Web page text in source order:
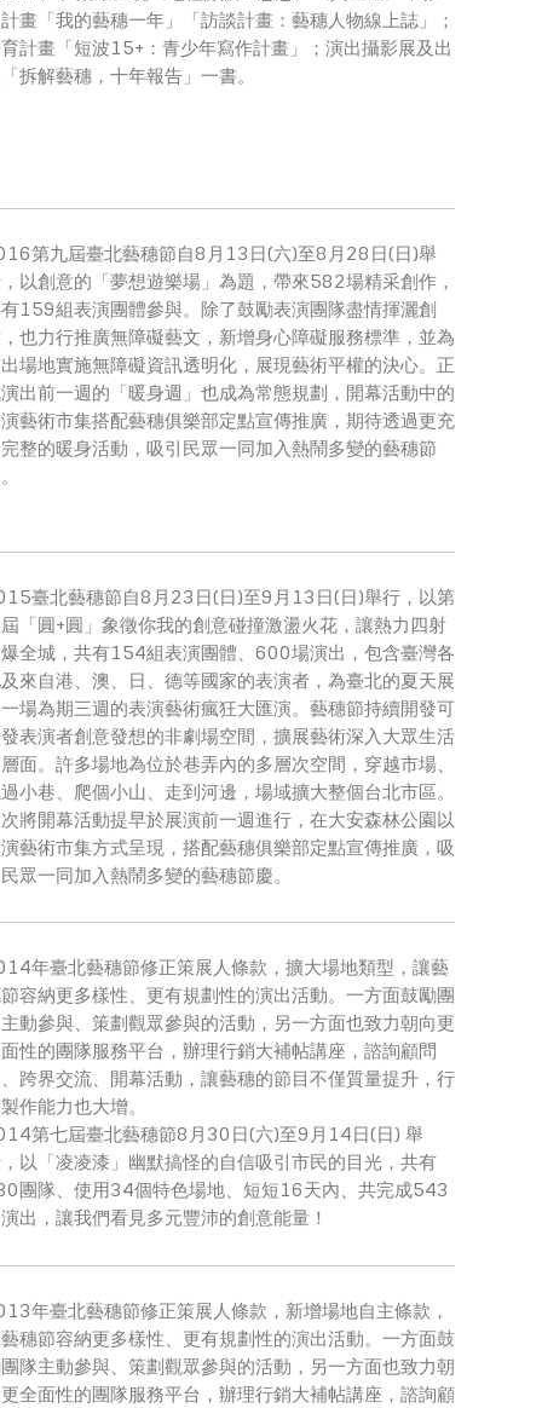
畫「我的藝穗一年」「訪談計畫：藝穗人物線上誌」；
計畫「短波15+：青少年寫作計畫」；演出攝影展及出
拆解藝穗，十年報告」一書。
第九屆臺北藝穗節自8月13日(六)至8月28日(日)舉
以創意的「夢想遊樂場」為題，帶來582場精采創作，
159組表演團體參與。除了鼓勵表演團隊盡情揮灑創
也力行推廣無障礙藝文，新增身心障礙服務標準，並為
場地實施無障礙資訊透明化，展現藝術平權的決心。正
出前一週的「暖身週」也成為常態規劃，開幕活動中的
藝術市集搭配藝穗俱樂部定點宣傳推廣，期待透過更充
整的暖身活動，吸引民眾一同加入熱鬧多變的藝穗節
臺北藝穗節自8月23日(日)至9月13日(日)舉行，以第
「圓+圓」象徵你我的創意碰撞激盪火花，讓熱力四射
全城，共有154組表演團體、600場演出，包含臺灣各
來自港、澳、日、德等國家的表演者，為臺北的夏天展
場為期三週的表演藝術瘋狂大匯演。藝穗節持續開發可
表演者創意發想的非劇場空間，擴展藝術深入大眾生活
面。許多場地為位於巷弄內的多層次空間，穿越市場、
小巷、爬個小山、走到河邊，場域擴大整個台北市區。
將開幕活動提早於展演前一週進行，在大安森林公園以
藝術市集方式呈現，搭配藝穗俱樂部定點宣傳推廣，吸
眾一同加入熱鬧多變的藝穗節慶。
年臺北藝穗節修正策展人條款，擴大場地類型，讓藝
容納更多樣性、更有規劃性的演出活動。一方面鼓勵團
動參與、策劃觀眾參與的活動，另一方面也致力朝向更
性的團隊服務平台，辦理行銷大補帖講座，諮詢顧問
跨界交流、開幕活動，讓藝穗的節目不僅質量提升，行
作能力也大增。
第七屆臺北藝穗節8月30日(六)至9月14日(日) 舉
以「凌凌漆」幽默搞怪的自信吸引市民的目光，共有
團隊、使用34個特色場地、短短16天內、共完成543
出，讓我們看見多元豐沛的創意能量！
年臺北藝穗節修正策展人條款，新增場地自主條款，
穗節容納更多樣性、更有規劃性的演出活動。一方面鼓
隊主動參與、策劃觀眾參與的活動，另一方面也致力朝
全面性的團隊服務平台，辦理行銷大補帖講座，諮詢顧